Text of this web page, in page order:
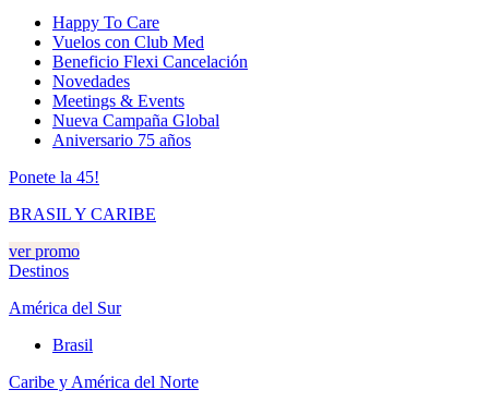
Happy To Care
Vuelos con Club Med
Beneficio Flexi Cancelación
Novedades
Meetings & Events
Nueva Campaña Global
Aniversario 75 años
Ponete la 45!
BRASIL Y CARIBE
ver promo
Destinos
América del Sur
Brasil
Caribe y América del Norte